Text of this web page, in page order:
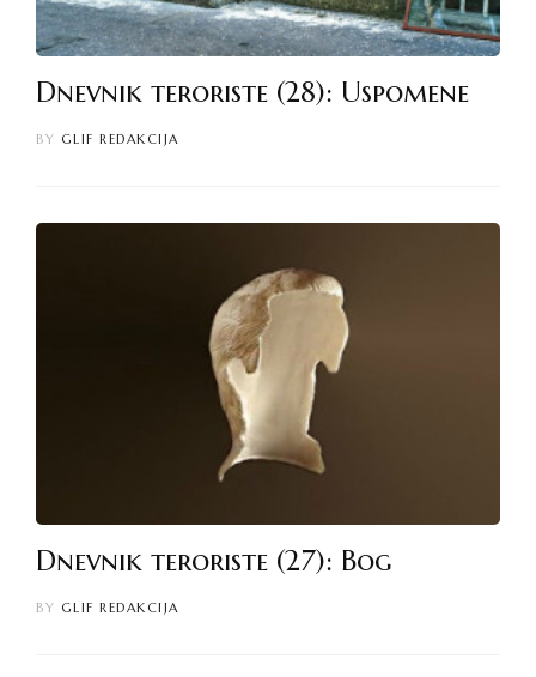
Dnevnik teroriste (28): Uspomene
BY GLIF REDAKCIJA
Dnevnik teroriste (27): Bog
BY GLIF REDAKCIJA